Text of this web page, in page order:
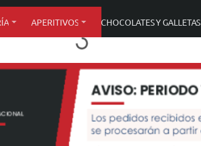
APERITIVOS CHOCOLATES Y GALLETAS